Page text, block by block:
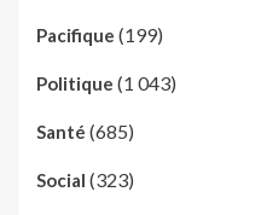
Pacifique (199)
Politique (1 043)
Santé (685)
Social (323)